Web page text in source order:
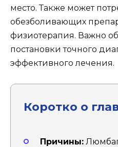
место. Также может
обезболивающих
физиотерапия. Важно
постановки точного
эффективного лечения.
Коротко о
Причины: